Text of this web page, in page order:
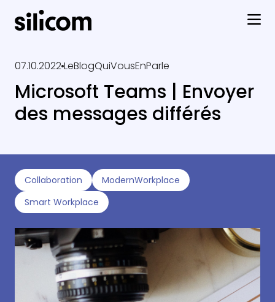
07.10.2022LeBlogQuiVousEnParle
Microsoft Teams | Envoyer
des messages différés
Collaboration
ModernWorkplace
Smart Workplace